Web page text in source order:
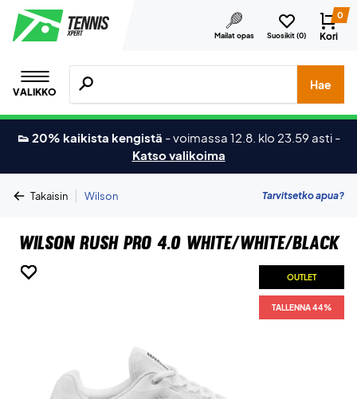
Mailat opas Suosikit (0)
0
Kori
VALIKKO
Hae tuotteita, merkkejä jne.
Hae
👟 20% kaikista kengistä -voimassa 12.8. klo 23.59 asti -
Katso valikoima
Takaisin | Wilson Tarvitsetko apua?
Wilson Rush Pro 4.0 White/White/Black
OUTLET
TALLENNA 44%
OUTLET
TALLENNA 44%
OUTLET
TALLENNA 44%
OUTLET
TALLENNA 44%
OUTLET
TALLENNA 44%
OUTLET
TALLENNA 44%